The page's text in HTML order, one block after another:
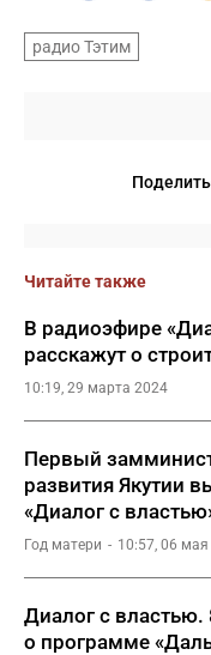
радио Тэтим
Читайте также
В радиоэфире
расскажут о
10:19, 29 марта 2024
Первый
развития Якутии
«Диалог с
Год матери 10:57, 06
Диалог с властью.
о программе